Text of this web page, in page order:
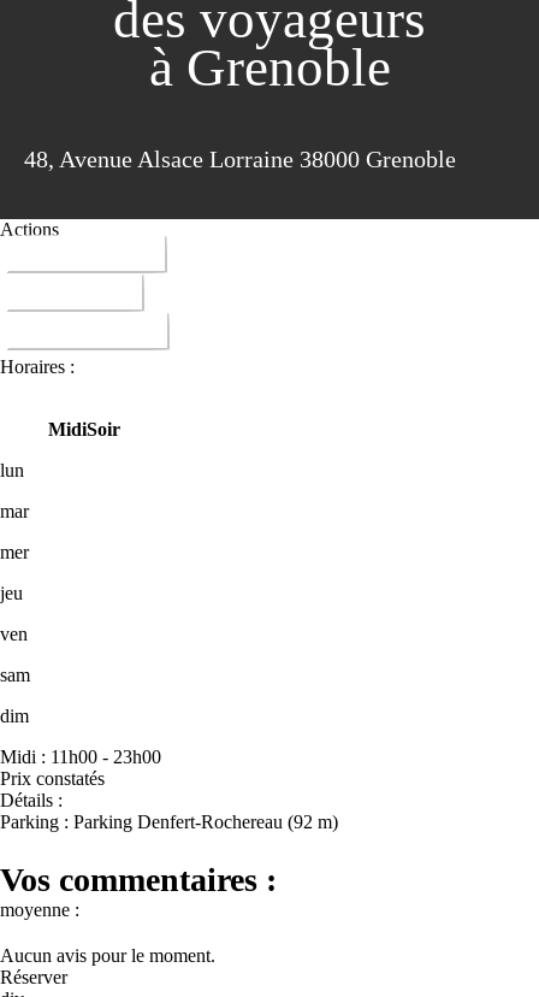
des voyageurs
à Grenoble
48, Avenue Alsace Lorraine 38000 Grenoble
Actions
Horaires :
MidiSoir
lun
mar
mer
jeu
ven
sam
dim
Midi : 11h00 - 23h00
Prix constatés
Détails :
Parking : Parking Denfert-Rochereau (92 m)
Vos commentaires :
moyenne :
Aucun avis pour le moment.
Réserver